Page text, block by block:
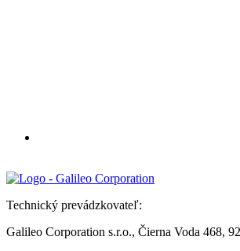
Technický prevádzkovateľ:
Galileo Corporation s.r.o., Čierna Voda 468,